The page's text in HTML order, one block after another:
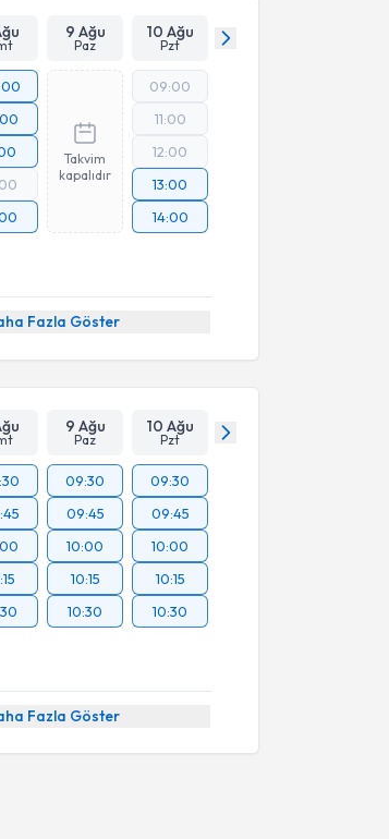
9 Ağu
Paz
10 Ağu
Pzt
Takvim
kapalıdır
09:00
11:00
12:00
13:00
14:00
Fazla Göster
9 Ağu
Paz
10 Ağu
Pzt
09:30
09:45
10:00
10:15
10:30
09:30
09:45
10:00
10:15
10:30
Fazla Göster